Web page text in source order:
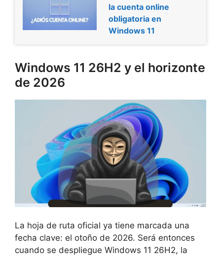
la cuenta online
obligatoria en
Windows 11
Windows 11 26H2 y el horizonte
de 2026
La hoja de ruta oficial ya tiene marcada una
fecha clave: el otoño de 2026. Será entonces
cuando se despliegue Windows 11 26H2, la